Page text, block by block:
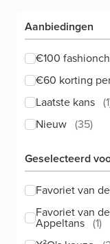
Aanbiedingen
€100
€60 korting
Laatste kans (1
Nieuw (35)
Geselecteerd
Favoriet van
Favoriet van
Appeltans (1)